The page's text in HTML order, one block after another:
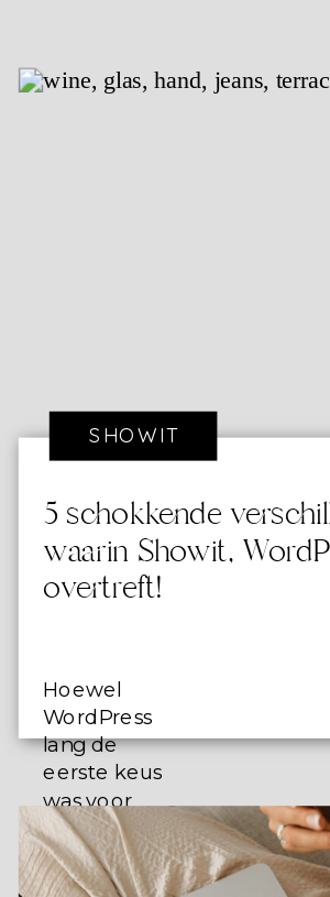
Hoewel
WordPress
lang de
eerste keus
was voor
velen, wint
Showit snel
terrein. En
5 schokkende
waarin Showit,
overtreft!
SHOWIT